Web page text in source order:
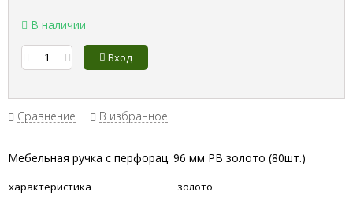
В наличии
Вход
Сравнение В избранное
Мебельная ручка с перфорац. 96 мм РВ золото (80шт.)
характеристика золото